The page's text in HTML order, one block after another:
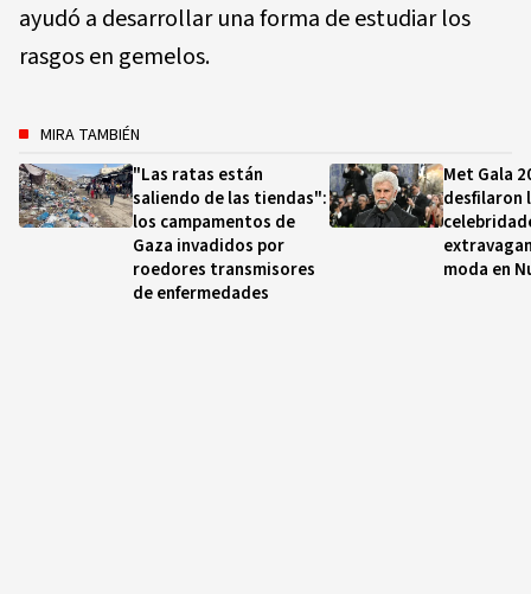
ayudó a desarrollar una forma de estudiar los
rasgos en gemelos.
MIRA TAMBIÉN
"Las ratas están
saliendo de las tiendas":
los campamentos de
Gaza invadidos por
roedores transmisores
de enfermedades
Met Gala
desfilaron
moda en